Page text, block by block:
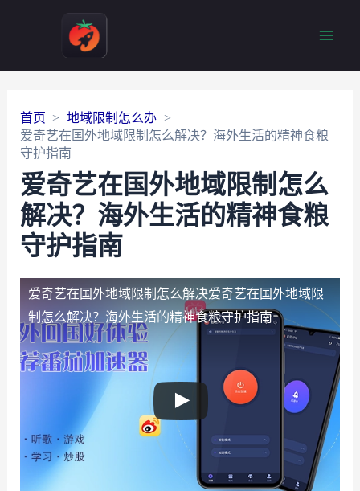
首页
地域限制怎么办
爱奇艺在国外地域限制怎么解决？海外生活的精神食粮
守护指南
爱奇艺在国外地域限制怎么
解决？海外生活的精神食粮
守护指南
爱奇艺在国外地域限制怎么解决爱奇艺在国外地域限
制怎么解决？海外生活的精神食粮守护指南